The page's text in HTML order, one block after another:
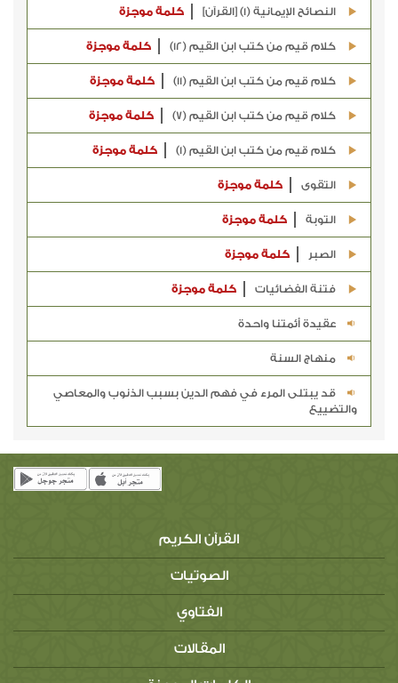
النصائح الإيمانية (1) [القرآن] كلمة موجزة
كلام قيم من كتب ابن القيم (12) كلمة موجزة
كلام قيم من كتب ابن القيم (11) كلمة موجزة
كلام قيم من كتب ابن القيم (7) كلمة موجزة
كلام قيم من كتب ابن القيم (1) كلمة موجزة
التقوى كلمة موجزة
التوبة كلمة موجزة
الصبر كلمة موجزة
فتنة الفضائيات كلمة موجزة
عقيدة أئمتنا واحدة
منهاج السنة
قد يبتلى المرء في فهم الدين بسبب الذنوب والمعاصي
والتضييع
القرآن الكريم
الصوتيات
الفتاوي
المقالات